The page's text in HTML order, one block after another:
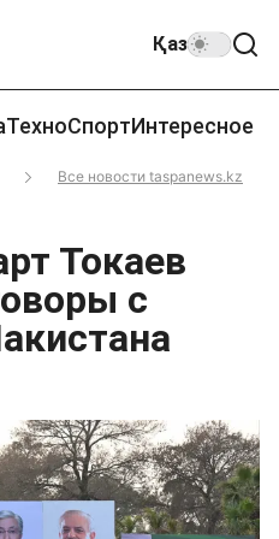
Қаз
ТехноСпортИнтересное
Все новости taspanews.kz
Токаев
с